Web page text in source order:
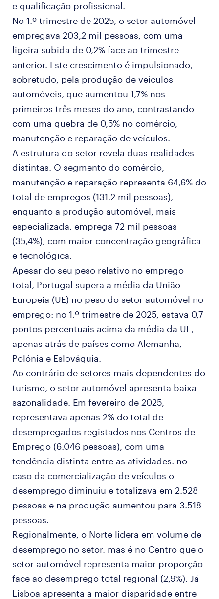
e qualificação profissional.
No 1.º trimestre de 2025, o setor automóvel
empregava 203,2 mil pessoas, com uma
ligeira subida de 0,2% face ao trimestre
anterior. Este crescimento é impulsionado,
sobretudo, pela produção de veículos
automóveis, que aumentou 1,7% nos
primeiros três meses do ano, contrastando
com uma quebra de 0,5% no comércio,
manutenção e reparação de veículos.
A estrutura do setor revela duas realidades
distintas. O segmento do comércio,
manutenção e reparação representa 64,6% do
total de empregos (131,2 mil pessoas),
enquanto a produção automóvel, mais
especializada, emprega 72 mil pessoas
(35,4%), com maior concentração geográfica
e tecnológica.
Apesar do seu peso relativo no emprego
total, Portugal supera a média da União
Europeia (UE) no peso do setor automóvel no
emprego: no 1.º trimestre de 2025, estava 0,7
pontos percentuais acima da média da UE,
apenas atrás de países como Alemanha,
Polónia e Eslováquia.
Ao contrário de setores mais dependentes do
turismo, o setor automóvel apresenta baixa
sazonalidade. Em fevereiro de 2025,
representava apenas 2% do total de
desempregados registados nos Centros de
Emprego (6.046 pessoas), com uma
tendência distinta entre as atividades: no
caso da comercialização de veículos o
desemprego diminuiu e totalizava em 2.528
pessoas e na produção aumentou para 3.518
pessoas.
Regionalmente, o Norte lidera em volume de
desemprego no setor, mas é no Centro que o
setor automóvel representa maior proporção
face ao desemprego total regional (2,9%). Já
Lisboa apresenta a maior disparidade entre